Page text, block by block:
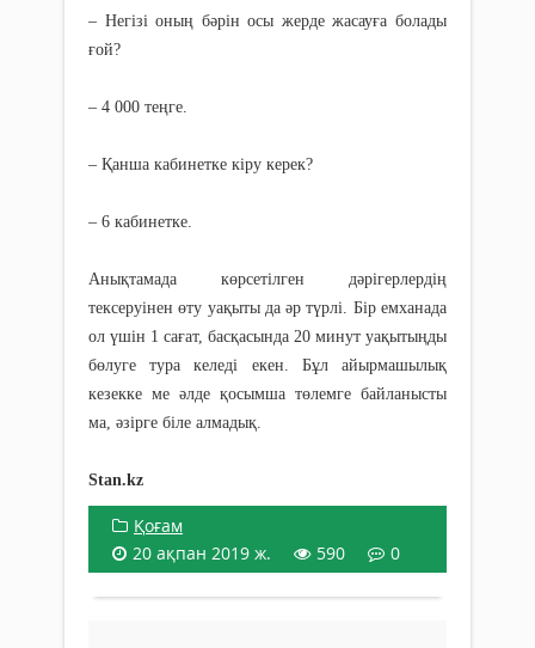
– Негізі оның бәрін осы жерде жасауға болады
ғой?
– 4 000 теңге.
– Қанша кабинетке кіру керек?
– 6 кабинетке.
Анықтамада көрсетілген дәрігерлердің
тексеруінен өту уақыты да әр түрлі. Бір емханада
ол үшін 1 сағат, басқасында 20 минут уақытыңды
бөлуге тура келеді екен. Бұл айырмашылық
кезекке ме әлде қосымша төлемге байланысты
ма, әзірге біле алмадық.
Stan.kz
Қоғам
20 ақпан 2019 ж.
590 0